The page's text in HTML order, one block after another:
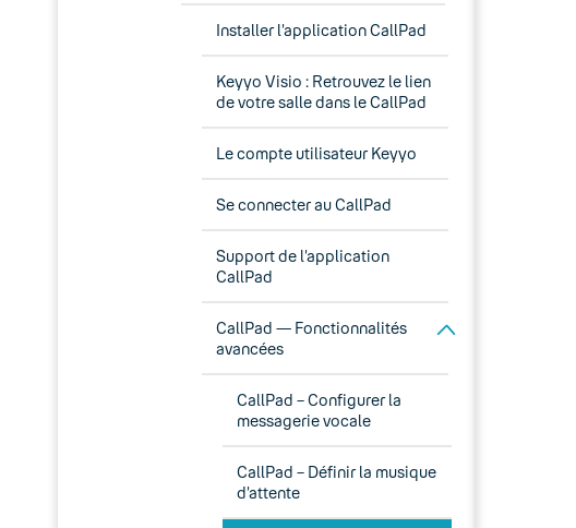
Installer l’application CallPad
Keyyo Visio : Retrouvez le lien
de votre salle dans le CallPad
Le compte utilisateur Keyyo
Se connecter au CallPad
Support de l’application
CallPad
CallPad — Fonctionnalités
avancées
CallPad – Configurer la
messagerie vocale
CallPad – Définir la musique
d’attente